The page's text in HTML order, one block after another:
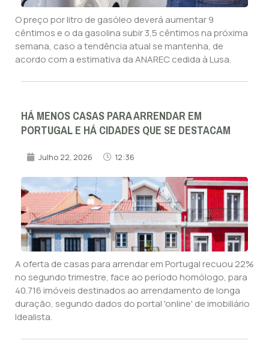
O preço por litro de gasóleo deverá aumentar 9
cêntimos e o da gasolina subir 3,5 cêntimos na próxima
semana, caso a tendência atual se mantenha, de
acordo com a estimativa da ANAREC cedida à Lusa.
HÁ MENOS CASAS PARA ARRENDAR EM
PORTUGAL E HÁ CIDADES QUE SE DESTACAM
Julho 22, 2026 12:36
A oferta de casas para arrendar em Portugal recuou 22%
no segundo trimestre, face ao período homólogo, para
40.716 imóveis destinados ao arrendamento de longa
duração, segundo dados do portal 'online' de imobiliário
Idealista.